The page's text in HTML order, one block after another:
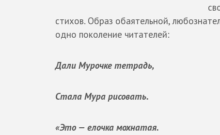
стихов. Образ обаятельной,
одно поколение читателей:
Дали Мурочке тетрадь,
Стала Мура рисовать.
«Это — елочка мохнатая.